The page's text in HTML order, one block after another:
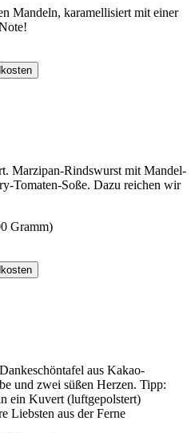
Mandeln, karamellisiert mit einer
Marzipan-Rindswurst mit Mandel-
Tomaten-Soße. Dazu reichen wir
Gramm)
aus Kakao-
und zwei süßen Herzen. Tipp:
ein Kuvert (luftgepolstert)
Liebsten aus der Ferne